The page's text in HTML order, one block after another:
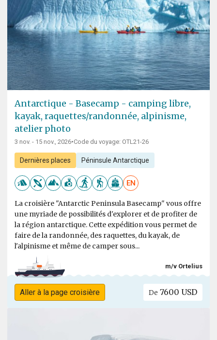
Antarctique - Basecamp - camping libre,
kayak, raquettes/randonnée, alpinisme,
atelier photo
3 nov. - 15 nov., 2026•Code du voyage: OTL21-26
Dernières places Péninsule Antarctique
EN
La croisière "Antarctic Peninsula Basecamp" vous offre
une myriade de possibilités d'explorer et de profiter de
la région antarctique. Cette expédition vous permet de
faire de la randonnée, des raquettes, du kayak, de
l'alpinisme et même de camper sous...
m/v Ortelius
Aller à la page croisière De 7600 USD